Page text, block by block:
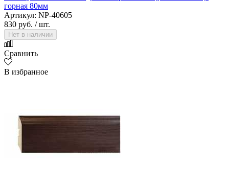
горная 80мм
Артикул: NP-40605
830 руб. / шт.
Нет в наличии
Сравнить
В избранное